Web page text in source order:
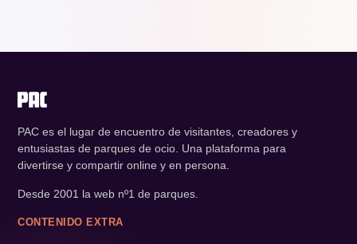
PAC es el lugar de encuentro de visitantes, creadores y
entusiastas de parques de ocio. Una plataforma para
divertirse y compartir online y en persona.
Desde 2001 la web nº1 de parques.
CONTENIDO EXTRA